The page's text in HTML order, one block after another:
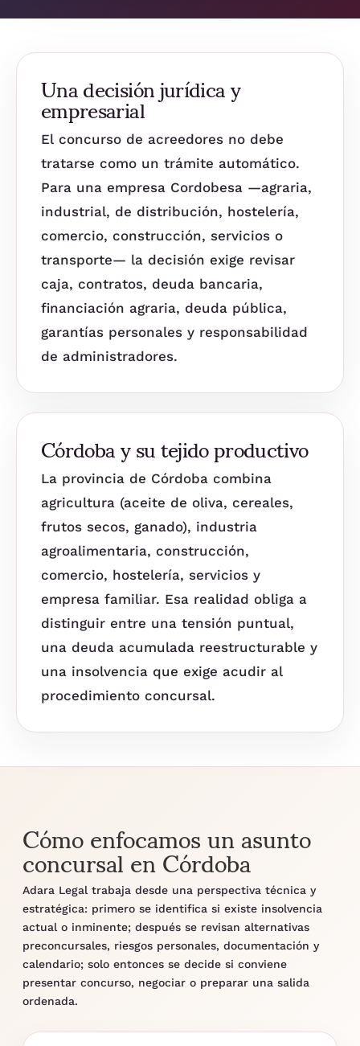
Una decisión jurídica y
empresarial
El concurso de acreedores no debe
tratarse como un trámite automático.
Para una empresa Cordobesa —agraria,
industrial, de distribución, hostelería,
comercio, construcción, servicios o
transporte— la decisión exige revisar
caja, contratos, deuda bancaria,
financiación agraria, deuda pública,
garantías personales y responsabilidad
de administradores.
Córdoba y su tejido productivo
La provincia de Córdoba combina
agricultura (aceite de oliva, cereales,
frutos secos, ganado), industria
agroalimentaria, construcción,
comercio, hostelería, servicios y
empresa familiar. Esa realidad obliga a
distinguir entre una tensión puntual,
una deuda acumulada reestructurable y
una insolvencia que exige acudir al
procedimiento concursal.
Cómo enfocamos un asunto
concursal en Córdoba
Adara Legal trabaja desde una perspectiva técnica y
estratégica: primero se identifica si existe insolvencia
actual o inminente; después se revisan alternativas
preconcursales, riesgos personales, documentación y
calendario; solo entonces se decide si conviene
presentar concurso, negociar o preparar una salida
ordenada.